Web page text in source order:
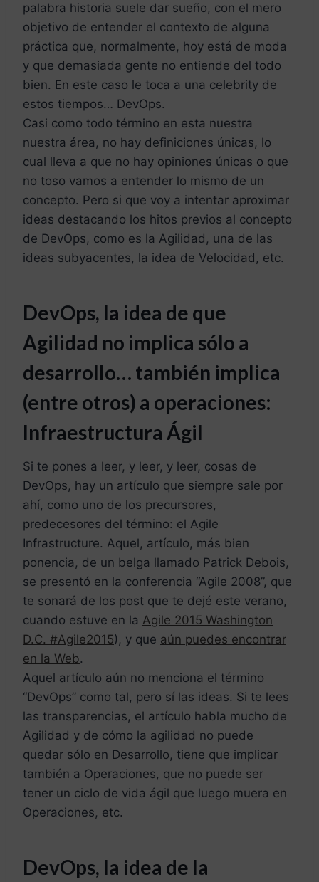
palabra historia suele dar sueño, con el mero
objetivo de entender el contexto de alguna
práctica que, normalmente, hoy está de moda
y que demasiada gente no entiende del todo
bien. En este caso le toca a una celebrity de
estos tiempos… DevOps.
Casi como todo término en esta nuestra
nuestra área, no hay definiciones únicas, lo
cual lleva a que no hay opiniones únicas o que
no toso vamos a entender lo mismo de un
concepto. Pero si que voy a intentar aproximar
ideas destacando los hitos previos al concepto
de DevOps, como es la Agilidad, una de las
ideas subyacentes, la idea de Velocidad, etc.
DevOps, la idea de que
Agilidad no implica sólo a
desarrollo… también implica
(entre otros) a operaciones:
Infraestructura Ágil
Si te pones a leer, y leer, y leer, cosas de
DevOps, hay un artículo que siempre sale por
ahí, como uno de los precursores,
predecesores del término: el Agile
Infrastructure. Aquel, artículo, más bien
ponencia, de un belga llamado Patrick Debois,
se presentó en la conferencia “Agile 2008”, que
te sonará de los post que te dejé este verano,
cuando estuve en la Agile 2015 Washington
D.C. #Agile2015), y que aún puedes encontrar
en la Web.
Aquel artículo aún no menciona el término
“DevOps” como tal, pero sí las ideas. Si te lees
las transparencias, el artículo habla mucho de
Agilidad y de cómo la agilidad no puede
quedar sólo en Desarrollo, tiene que implicar
también a Operaciones, que no puede ser
tener un ciclo de vida ágil que luego muera en
Operaciones, etc.
DevOps, la idea de la